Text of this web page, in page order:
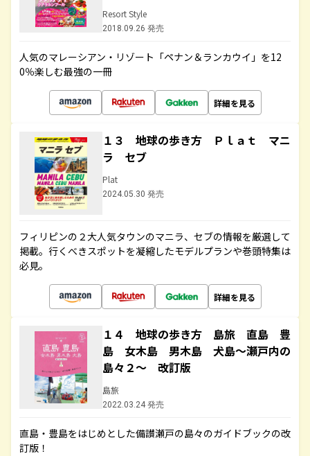
Resort Style
2018.09.26 発売
人気のマレーシアン・リゾート「ペナン＆ランカウイ」を12
0％楽しむ最強の一冊
詳細を見る
１３ 地球の歩き方 Ｐｌａｔ マニ
ラ セブ
Plat
2024.05.30 発売
フィリピンの２大人気タウンのマニラ、セブの情報を厳選して
掲載。行くべきスポットを凝縮したモデルプランや巻頭特集は
必見。
詳細を見る
１４ 地球の歩き方 島旅 直島 豊
島 女木島 男木島 犬島～瀬戸内の
島々２～ 改訂版
島旅
2022.03.24 発売
直島・豊島をはじめとした備讃瀬戸の島々のガイドブックの改
訂版！